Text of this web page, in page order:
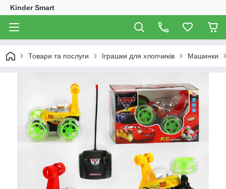
Kinder Smart
Товари та послуги Іграшки для хлопчиків Машинки